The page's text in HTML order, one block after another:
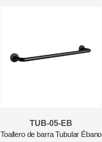
TUB-05-EB
Toallero de barra Tubular Ébano